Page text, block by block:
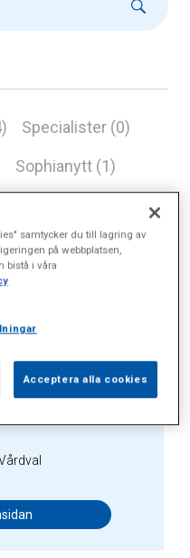
Specialister (0)
Sophianytt (1)
91
samtycker du till lagring av
på webbplatsen,
bistå i våra
Acceptera alla cookies